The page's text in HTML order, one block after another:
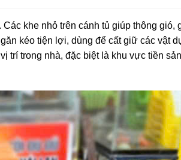
khe nhỏ trên cánh tủ giúp thông gió,
kéo tiện lợi, dùng để cất giữ các vật
trí trong nhà, đặc biệt là khu vực tiền